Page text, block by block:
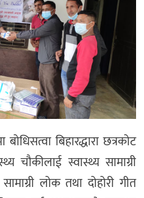
बिहारद्धारा छत्रकोट
चौकीलाई स्वास्थ्य सामाग्री
लोक तथा दोहोरी गीत